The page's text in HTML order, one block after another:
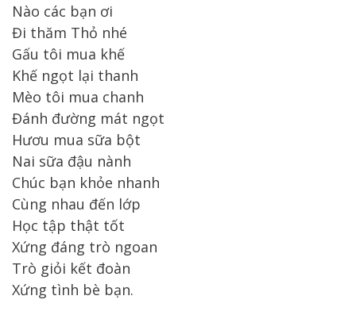
Nào các bạn ơi
Đi thăm Thỏ nhé
Gấu tôi mua khế
Khế ngọt lại thanh
Mèo tôi mua chanh
Đánh đường mát ngọt
Hươu mua sữa bột
Nai sữa đậu nành
Chúc bạn khỏe nhanh
Cùng nhau đến lớp
Học tập thật tốt
Xứng đáng trò ngoan
Trò giỏi kết đoàn
Xứng tình bè bạn.